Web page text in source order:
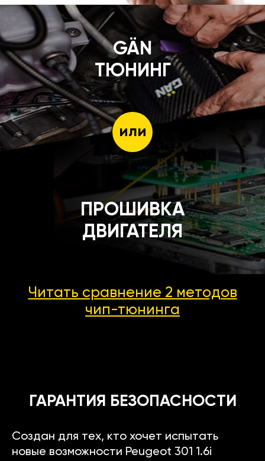
GÄN
ТЮНИНГ
или
ПРОШИВКА
ДВИГАТЕЛЯ
Читать сравнение 2 методов
чип-тюнинга
ГАРАНТИЯ БЕЗОПАСНОСТИ
Создан для тех, кто хочет испытать
новые возможности Peugeot 301 1.6i